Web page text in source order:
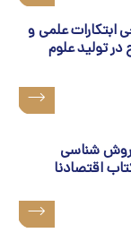
علمی و
علوم